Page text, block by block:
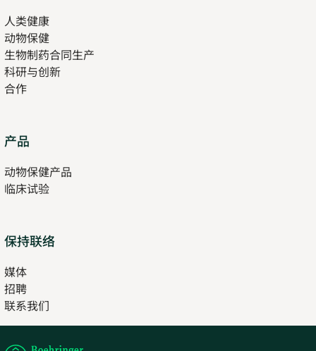
人类健康
new
tab
动物保健
生物制药合同生产
科研与创新
合作
产品
new
tab
动物保健产品
临床试验
保持联络
媒体
招聘
in
new
联系我们
in